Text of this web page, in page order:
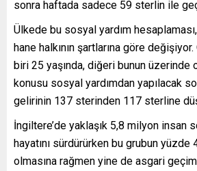
sonra haftada sadece 59 sterlin ile
Ülkede bu sosyal yardım
hane halkının şartlarına göre
biri 25 yaşında, diğeri bunun
konusu sosyal yardımdan yapılacak
gelirinin 137 sterinden 117 sterline
İngiltere’de yaklaşık 5,8 milyon insan
hayatını sürdürürken bu grubun yüzde
olmasına rağmen yine de asgari